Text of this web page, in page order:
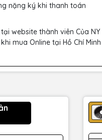
nặng ký khi thanh toán
website thành viên Của NY
mua Online tại Hồ Chí Minh